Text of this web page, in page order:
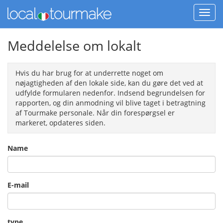
Meddelelse om lokalt
Hvis du har brug for at underrette noget om
nøjagtigheden af den lokale side, kan du gøre det ved at
udfylde formularen nedenfor. Indsend begrundelsen for
rapporten, og din anmodning vil blive taget i betragtning
af Tourmake personale. Når din forespørgsel er
markeret, opdateres siden.
Name
E-mail